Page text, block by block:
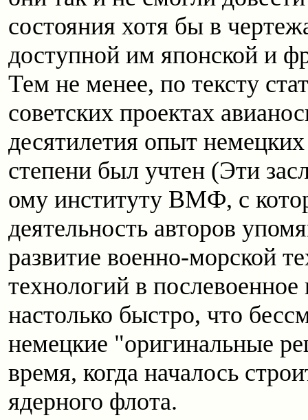
состояния хотя бы в
доступной им японской и
Тем не менее, по тексту
советских проектах
десятилетия опыт
степени был учтен (Эти
ому институту ВМФ, с
деятельность авторов
развитие военно-морской
технологий в
настолько быстро, что
немецкие "оригинальные
время, когда началось
ядерного флота.